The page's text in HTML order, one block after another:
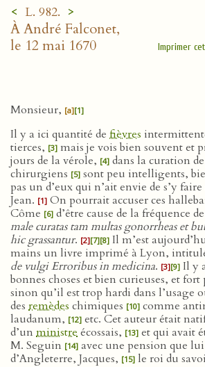
< L. 982. >
À André Falconet,
le 12 mai 1670
Imprimer
Monsieur, [a][1]
Il y a ici quantité de fièvres
tierces, [3] mais je vois bien souvent et
jours de la vérole, [4] dans la curation
chirurgiens [5] sont peu intelligents,
pas un d’eux qui n’ait envie de s’y
Jean. [1] On pourrait accuser ces
Côme [6] d’être cause de la fréquence
male curatas tam multas gonorrheas et
hic grassantur. [2][7][8] Il m’est
mains un livre imprimé à Lyon,
de vulgi Erroribus in medicina. [3][9] Il y
bonnes choses et bien curieuses, et fort
sinon qu’il est trop hardi dans l’usage
des remèdes chimiques [10] comme
laudanum, [12] etc. Cet auteur était
d’un ministreécossais, [13] et qui avait
M. Seguin [14] avec une pension que
d’Angleterre, Jacques, [15] le roi du